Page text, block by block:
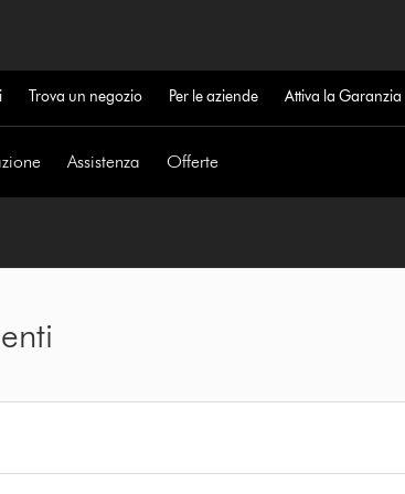
Trova un negozio Per le aziende Attiva la
Assistenza Offerte